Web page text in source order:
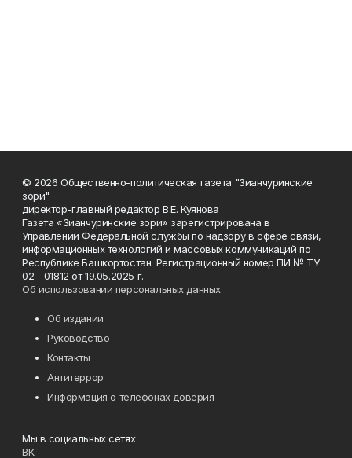
© 2026 Общественно-политическая газета "Зианчуринские
зори"
директор-главный редактор В.Е. Куянова
Газета «Зианчуринские зори» зарегистрирована в
Управлении Федеральной службы по надзору в сфере связи,
информационных технологий и массовых коммуникаций по
Республике Башкортостан. Регистрационный номер ПИ № ТУ
02 - 01812 от 19.05.2025 г.
Об использовании персональных данных
Об издании
Руководство
Контакты
Антитеррор
Информация о телефонах доверия
Мы в социальных сетях
ВК